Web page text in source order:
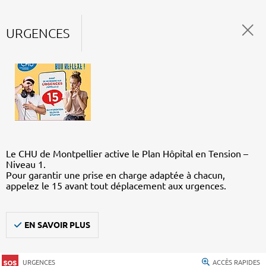
URGENCES
Le CHU de Montpellier active le Plan Hôpital en Tension –
Niveau 1.
Pour garantir une prise en charge adaptée à chacun,
appelez le 15 avant tout déplacement aux urgences.
EN SAVOIR PLUS
URGENCES ACCÈS RAPIDES